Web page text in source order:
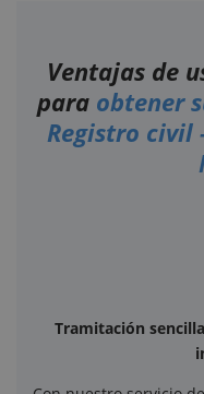
Ventajas de
para obtener
Registro civil
Tramitación